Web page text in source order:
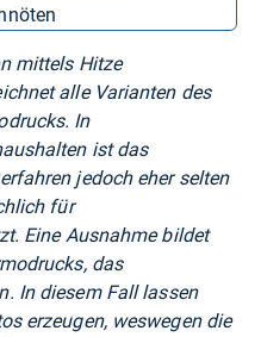
mittels Hitze
alle Varianten des
In
ist das
jedoch eher selten
für
Eine Ausnahme bildet
das
In diesem Fall lassen
erzeugen, weswegen die